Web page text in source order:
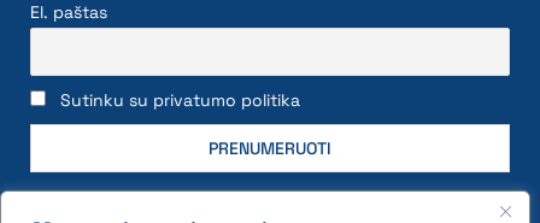
El. paštas
Sutinku su privatumo politika